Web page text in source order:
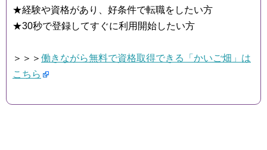
★経験や資格があり、好条件で転職をしたい方
★30秒で登録してすぐに利用開始したい方
＞＞＞ 働きながら無料で資格取得できる「かいご畑」は
こちら